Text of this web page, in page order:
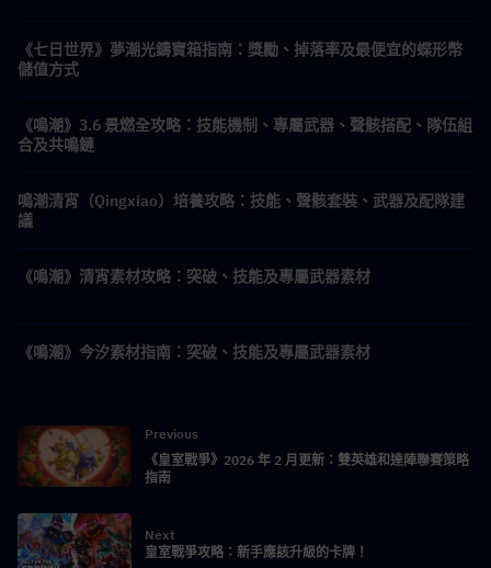
《七日世界》夢潮光鑄寶箱指南：獎勵、掉落率及最便宜的蝶形幣
儲值方式
《鳴潮》3.6 景燃全攻略：技能機制、專屬武器、聲骸搭配、隊伍組
合及共鳴鏈
鳴潮清宵（Qingxiao）培養攻略：技能、聲骸套裝、武器及配隊建
議
《鳴潮》清宵素材攻略：突破、技能及專屬武器素材
《鳴潮》今汐素材指南：突破、技能及專屬武器素材
Previous
《皇室戰爭》2026 年 2 月更新：雙英雄和達陣聯賽策略
指南
Next
皇室戰爭攻略：新手應該升級的卡牌！